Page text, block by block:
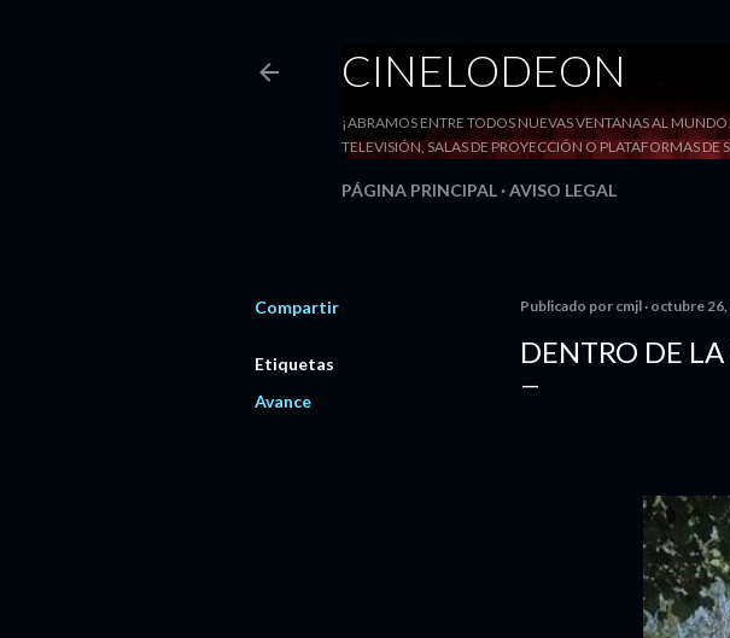
CINELODEON
¡ABRAMOS ENTRE TODOS NUEVAS VENTANAS AL
TELEVISIÓN, SALAS DE PROYECCIÓN O PLATAFORMAS DE
PÁGINA PRINCIPAL AVISO LEGAL
Compartir
Etiquetas
Avance
Publicado por cmjl octubre 26,
DENTRO DE